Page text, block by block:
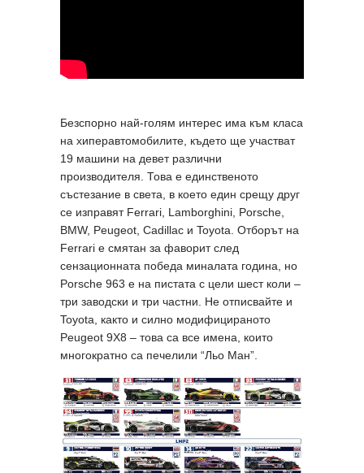
Безспорно най-голям интерес има към класа
на хиперавтомобилите, където ще участват
19 машини на девет различни
производителя. Това е единственото
състезание в света, в което един срещу друг
се изправят Ferrari, Lamborghini, Porsche,
BMW, Peugeot, Cadillac и Toyota. Отборът на
Ferrari е смятан за фаворит след
сензационната победа миналата година, но
Porsche 963 е на пистата с цели шест коли –
три заводски и три частни. Не отписвайте и
Toyota, както и силно модифицираното
Peugeot 9X8 – това са все имена, които
многократно са печелили “Льо Ман”.